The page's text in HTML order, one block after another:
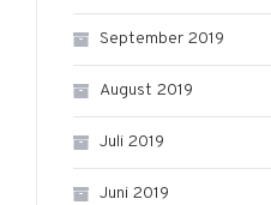
September 2019
August 2019
Juli 2019
Juni 2019